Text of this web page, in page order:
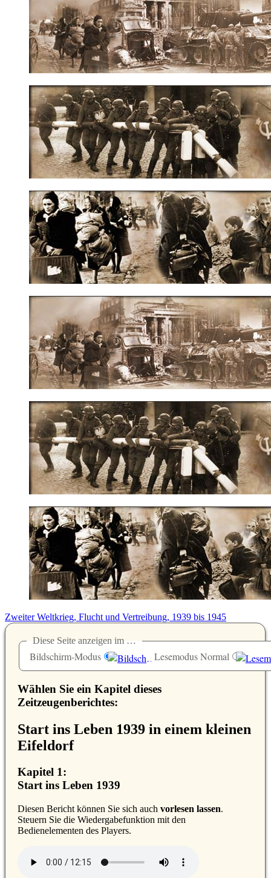
Zweiter Weltkrieg, Flucht und Vertreibung, 1939 bis 1945
Diese Seite anzeigen im …
Bildschirm-Modus Lesemodus Normal
Wählen Sie ein Kapitel dieses
Zeitzeugenberichtes:
Start ins Leben 1939 in einem kleinen
Eifeldorf
Kapitel 1:
Start ins Leben 1939
Diesen Bericht können Sie sich auch vorlesen lassen.
Steuern Sie die Wiedergabefunktion mit den
Bedienelementen des Players.